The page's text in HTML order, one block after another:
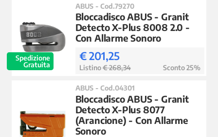
Spedizione
Gratuita
ABUS - Cod.79270
Bloccadisco ABUS - Granit
Detecto X-Plus 8008 2.0 -
Con Allarme Sonoro
€ 201,25
Listino€ 268,34 Sconto 25%
ABUS - Cod.04301
Bloccadisco ABUS - Granit
Detecto X-Plus 8077
(Arancione) - Con Allarme
Sonoro